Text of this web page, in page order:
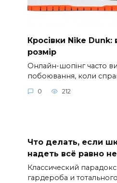
Кросівки Nike Dunk:
розмір
Онлайн-шопінг часто
побоювання, коли
0 212
Что делать, если
надеть всё равно
Классический
гардероба и тотального